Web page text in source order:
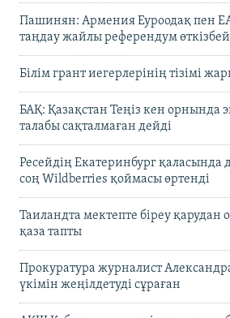
Пашинян: Армения Еуроодақ пен
таңдау жайлы референдум
Білім грант иегерлерінің тізімі
БАҚ: Қазақстан Теңіз кен орнында
талабы сақталмаған дейді
Ресейдің Екатеринбург
соң Wildberries қоймасы өртенді
Таиландта мектепте біреу қарудан
қаза тапты
Прокуратура журналист
үкімін жеңілдетуді сұраған